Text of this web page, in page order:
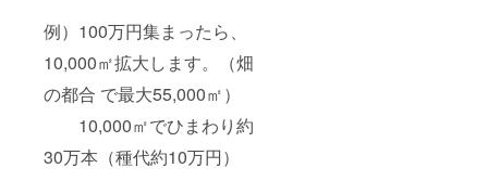
例）100万円集まったら、
10,000㎡拡大します。（畑
の都合 で最大55,000㎡）
10,000㎡でひまわり約
30万本（種代約10万円）